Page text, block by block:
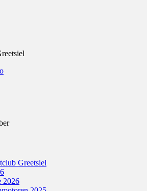
Greetsiel
2026